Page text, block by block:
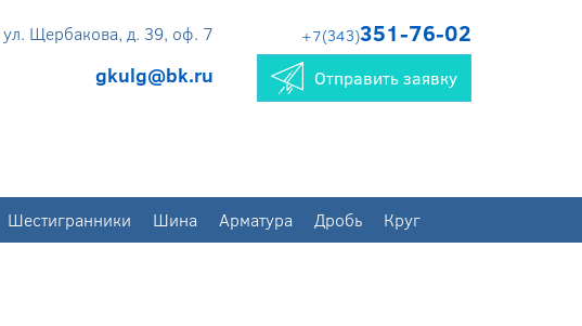
ул. Щербакова, д. 39, оф. 7
gkulg@bk.ru
+7(343)351-76-02
Отправить заявку
Шестигранники Шина Арматура Дробь Круг